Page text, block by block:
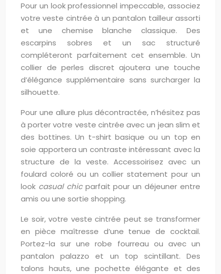
Pour un look professionnel impeccable, associez
votre veste cintrée à un pantalon tailleur assorti
et une chemise blanche classique. Des
escarpins sobres et un sac structuré
compléteront parfaitement cet ensemble. Un
collier de perles discret ajoutera une touche
d’élégance supplémentaire sans surcharger la
silhouette.
Pour une allure plus décontractée, n’hésitez pas
à porter votre veste cintrée avec un jean slim et
des bottines. Un t-shirt basique ou un top en
soie apportera un contraste intéressant avec la
structure de la veste. Accessoirisez avec un
foulard coloré ou un collier statement pour un
look casual chic parfait pour un déjeuner entre
amis ou une sortie shopping.
Le soir, votre veste cintrée peut se transformer
en pièce maîtresse d’une tenue de cocktail.
Portez-la sur une robe fourreau ou avec un
pantalon palazzo et un top scintillant. Des
talons hauts, une pochette élégante et des